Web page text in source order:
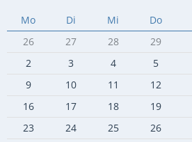
Mo Di Mi Do
26
27 28 29
2
3 4 5
9
10 11 12
16
17 18 19
23
24 25 26